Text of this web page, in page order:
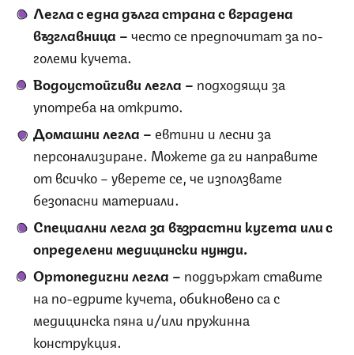
Легла с една дълга страна с вградена
възглавница –често се предпочитат за по-
големи кучета.
Водоустойчиви легла – подходящи за
употреба на открито.
Домашни легла –евтини и лесни за
персонализиране. Можете да ги направите
от всичко – уверете се, че използвате
безопасни материали.
Специални легла за възрастни кучета или с
определени медицински нужди.
Ортопедични легла – поддържат ставите
на по-едрите кучета, обикновено са с
медицинска пяна и/или пружинна
конструкция.